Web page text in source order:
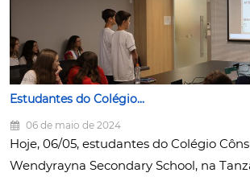
Estudantes do Colégio...
06 de maio de 2024
Hoje, 06/05, estudantes do Colégio
Wendyrayna Secondary School, na